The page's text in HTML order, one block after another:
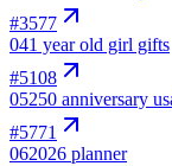
#3577
041 year old girl gifts
#5108
05250 anniversary
#5771
062026 planner